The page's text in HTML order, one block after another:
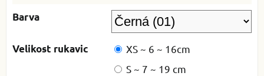
Barva
Velikost rukavic
XS ~ 6 ~ 16cm
S ~ 7 ~ 19 cm